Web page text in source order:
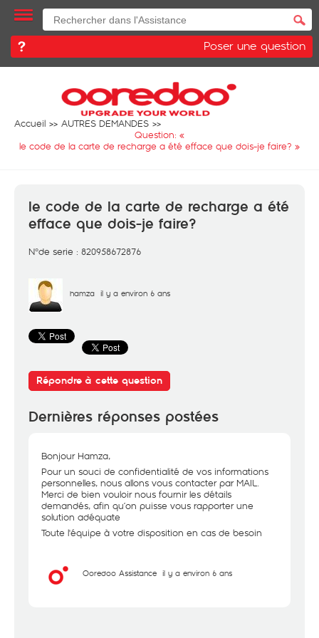
Poser une question
Accueil
AUTRES DEMANDES
Question: «
le code de la carte de recharge a été efface que dois-je faire? »
le code de la carte de recharge a été
efface que dois-je faire?
N°de serie : 820958672876
hamza il y a environ 6 ans
Répondre à cette question
Dernières réponses postées
Bonjour Hamza,
Pour un souci de confidentialité de vos informations
personnelles, nous allons vous contacter par MAIL.
Merci de bien vouloir nous fournir les détails
demandés, afin qu’on puisse vous rapporter une
solution adéquate
Toute l'équipe à votre disposition en cas de besoin
Ooredoo Assistance il y a environ 6 ans